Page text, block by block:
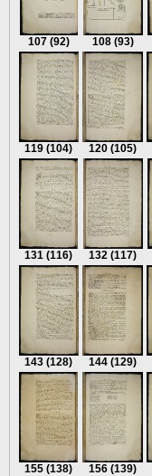
107 (92) 108 (93)
119 (104) 120 (105)
131 (116) 132 (117)
143 (128) 144 (129)
155 (138) 156 (139)